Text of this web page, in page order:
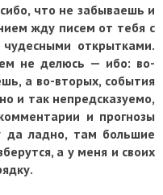
что не забываешь и
жду писем от тебя с
открытками.
не делюсь — ибо: во-
а во-вторых, события
и так непредсказуемо,
и прогнозы
да ладно, там большие
а у меня и своих